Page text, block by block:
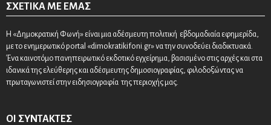
ΣΧΕΤΙΚΆ ΜΕ ΕΜΆΣ
Η «Δημοκρατική Φωνή» είναι μια αδέσμευτη πολιτική εβδομαδιαία εφημερίδα,
με το ενημερωτικό portal «dimokratikifoni.gr» να την συνοδεύει διαδικτυακά.
Ένα καινοτόμο πανηπειρωτικό εκδοτικό εγχείρημα, βασισμένο στις αρχές και στα
ιδανικά της ελεύθερης και αδέσμευτης δημοσιογραφίας, φιλοδοξώντας να
πρωταγωνιστεί στην ειδησιογραφία της περιοχής μας.
ΟΙ ΣΥΝΤΆΚΤΕΣ